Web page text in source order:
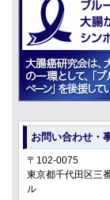
お問い合わせ・
〒102-0075
東京都千代田区三
ル